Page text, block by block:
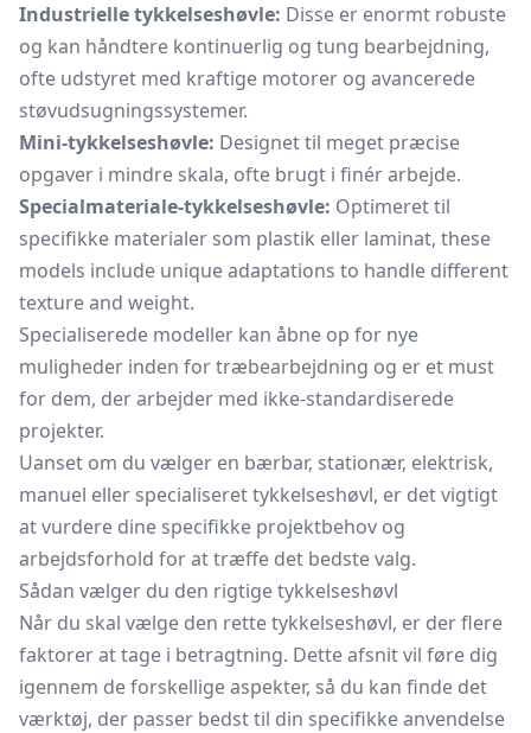
Industrielle tykkelseshøvle: Disse er enormt robuste
og kan håndtere kontinuerlig og tung bearbejdning,
ofte udstyret med kraftige motorer og avancerede
støvudsugningssystemer.
Mini-tykkelseshøvle: Designet til meget præcise
opgaver i mindre skala, ofte brugt i finér arbejde.
Specialmateriale-tykkelseshøvle: Optimeret til
specifikke materialer som plastik eller laminat, these
models include unique adaptations to handle different
texture and weight.
Specialiserede modeller kan åbne op for nye
muligheder inden for træbearbejdning og er et must
for dem, der arbejder med ikke-standardiserede
projekter.
Uanset om du vælger en bærbar, stationær, elektrisk,
manuel eller specialiseret tykkelseshøvl, er det vigtigt
at vurdere dine specifikke projektbehov og
arbejdsforhold for at træffe det bedste valg.
Sådan vælger du den rigtige tykkelseshøvl
Når du skal vælge den rette tykkelseshøvl, er der flere
faktorer at tage i betragtning. Dette afsnit vil føre dig
igennem de forskellige aspekter, så du kan finde det
værktøj, der passer bedst til din specifikke anvendelse